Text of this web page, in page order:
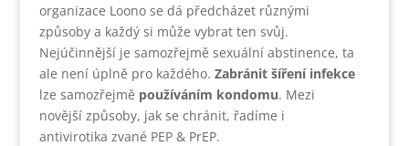
organizace Loono se dá předcházet různými
způsoby a každý si může vybrat ten svůj.
Nejúčinnější je samozřejmě sexuální abstinence, ta
ale není úplně pro každého. Zabránit šíření infekce
lze samozřejmě používáním kondomu. Mezi
novější způsoby, jak se chránit, řadíme i
antivirotika zvané PEP & PrEP.